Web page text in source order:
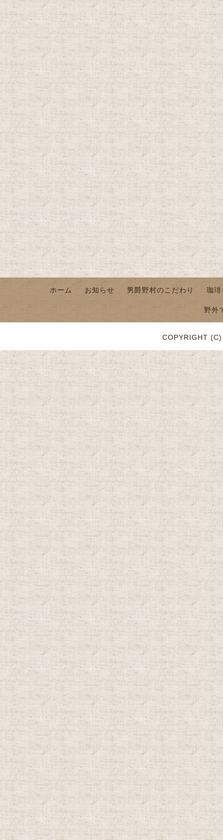
ホーム お知らせ 男爵野村のこだわり 珈琲
野外
COPYRIGHT